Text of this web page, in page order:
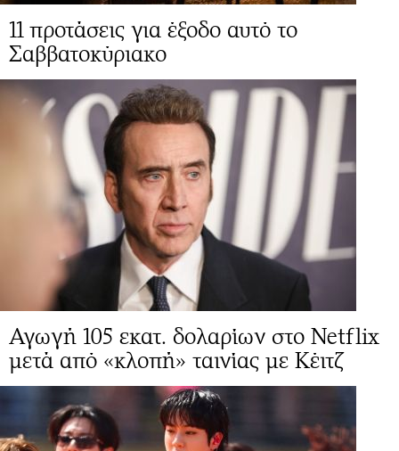
11 προτάσεις για έξοδο αυτό το
Σαββατοκύριακο
Αγωγή 105 εκατ. δολαρίων στο Netflix
μετά από «κλοπή» ταινίας με Κέιτζ